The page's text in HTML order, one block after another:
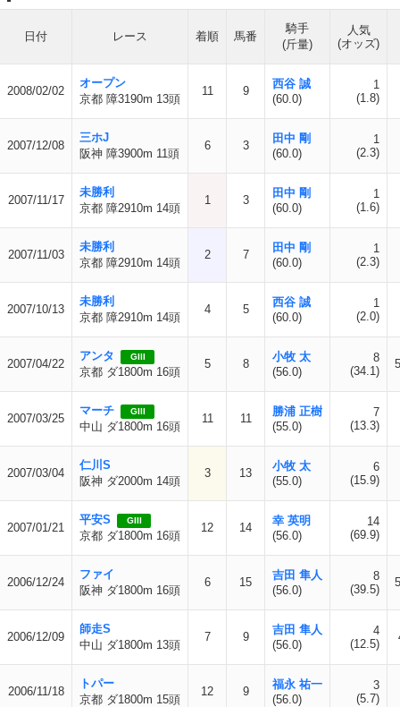
日付 レース 着順 馬番
騎手
(斤量)
人気
(オッズ)
2008/02/02
オープン
京都 障3190m 13頭
11 9
西谷 誠
(60.0)
1
(1.8)
2007/12/08
三ホJ
阪神 障3900m 11頭
6 3
田中 剛
(60.0)
1
(2.3)
2007/11/17
未勝利
京都 障2910m 14頭
1 3
田中 剛
(60.0)
1
(1.6)
2007/11/03
未勝利
京都 障2910m 14頭
2 7
田中 剛
(60.0)
1
(2.3)
2007/10/13
未勝利
京都 障2910m 14頭
4 5
西谷 誠
(60.0)
1
(2.0)
2007/04/22
アンタ GIII
京都 ダ1800m 16頭
5 8
小牧 太
(56.0)
8
(34.1)
2007/03/25
マーチ GIII
中山 ダ1800m 16頭
11 11
勝浦 正樹
(55.0)
7
(13.3)
2007/03/04
仁川S
阪神 ダ2000m 14頭
3 13
小牧 太
(55.0)
6
(15.9)
2007/01/21
平安S GIII
京都 ダ1800m 16頭
12 14
幸 英明
(56.0)
14
(69.9)
2006/12/24
ファイ
阪神 ダ1800m 16頭
6 15
吉田 隼人
(56.0)
8
(39.5)
2006/12/09
師走S
中山 ダ1800m 13頭
7 9
吉田 隼人
(56.0)
4
(12.5)
2006/11/18
トパー
京都 ダ1800m 15頭
12 9
福永 祐一
(56.0)
3
(5.7)